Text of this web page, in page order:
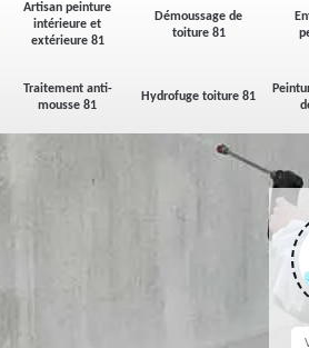
Artisan peinture
intérieure et
extérieure 81
Démoussage de
toiture 81
Traitement anti-
mousse 81
Hydrofuge toiture 81